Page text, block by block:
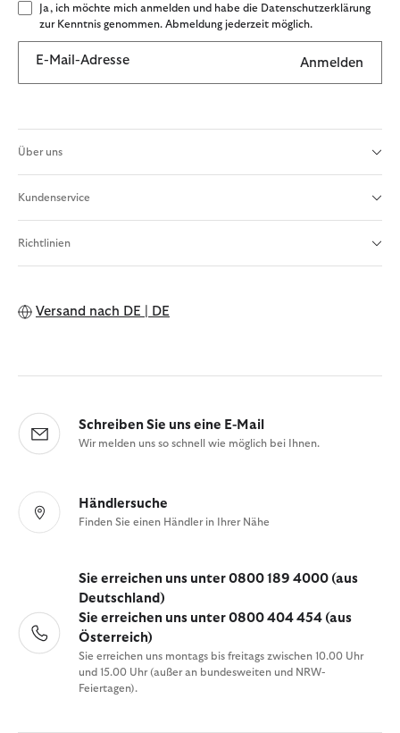
Ja, ich möchte mich anmelden und habe die Datenschutzerklärung
zur Kenntnis genommen. Abmeldung jederzeit möglich.
E-Mail-Adresse Anmelden
Über uns
Kundenservice
Richtlinien
Versand nach DE | DE
Schreiben Sie uns eine E-Mail
Wir melden uns so schnell wie möglich bei Ihnen.
Händlersuche
Finden Sie einen Händler in Ihrer Nähe
Sie erreichen uns unter 0800 189 4000 (aus
Deutschland)
Sie erreichen uns unter 0800 404 454 (aus
Österreich)
Sie erreichen uns montags bis freitags zwischen 10.00 Uhr
und 15.00 Uhr (außer an bundesweiten und NRW-
Feiertagen).